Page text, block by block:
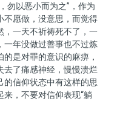
勿以恶小而为之”，作为
不愿做，没意思，而觉得
，一天不祈祷死不了，一
一年没做过善事也不过炼
是对罪的意识的麻痹，
去了痛感神经，慢慢溃烂
的信仰状态中有这样的思
，不要对信仰表现“躺